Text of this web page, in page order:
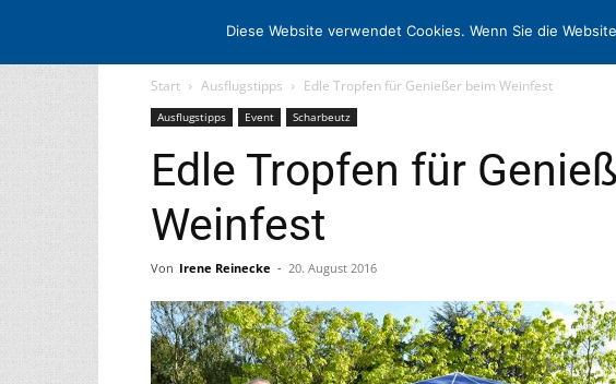
STARTSEITE ARCHIV MEDIADATEN
Start Ausflugstipps Edle Tropfen für Genießer beim Weinfest
Ausflugstipps Event Scharbeutz
Edle Tropfen für
Weinfest
Von Irene Reinecke - 20. August 2016
Diese Website verwendet Cookies. Wenn Sie die